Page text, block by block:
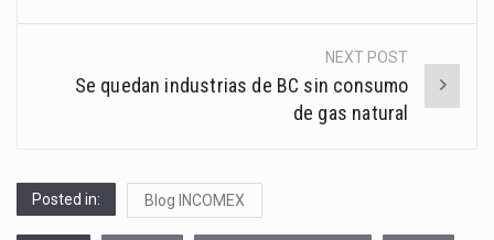
NEXT POST
Se quedan industrias de BC sin consumo
de gas natural
Posted in: Blog INCOMEX